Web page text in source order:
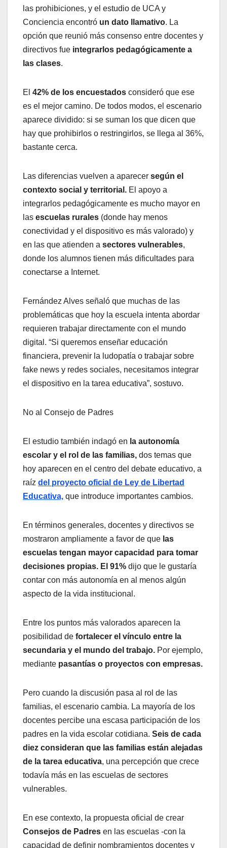
las prohibiciones, y el estudio de UCA y
Conciencia encontró un dato llamativo. La
opción que reunió más consenso entre docentes y
directivos fue integrarlos pedagógicamente a
las clases.
El 42% de los encuestados consideró que ese
es el mejor camino. De todos modos, el escenario
aparece dividido: si se suman los que dicen que
hay que prohibirlos o restringirlos, se llega al 36%,
bastante cerca.
Las diferencias vuelven a aparecer según el
contexto social y territorial. El apoyo a
integrarlos pedagógicamente es mucho mayor en
las escuelas rurales (donde hay menos
conectividad y el dispositivo es más valorado) y
en las que atienden a sectores vulnerables,
donde los alumnos tienen más dificultades para
conectarse a Internet.
Fernández Alves señaló que muchas de las
problemáticas que hoy la escuela intenta abordar
requieren trabajar directamente con el mundo
digital. “Si queremos enseñar educación
financiera, prevenir la ludopatía o trabajar sobre
fake news y redes sociales, necesitamos integrar
el dispositivo en la tarea educativa”, sostuvo.
No al Consejo de Padres
El estudio también indagó en la autonomía
escolar y el rol de las familias, dos temas que
hoy aparecen en el centro del debate educativo, a
raíz del proyecto oficial de Ley de Libertad
Educativa, que introduce importantes cambios.
En términos generales, docentes y directivos se
mostraron ampliamente a favor de que las
escuelas tengan mayor capacidad para tomar
decisiones propias. El 91% dijo que le gustaría
contar con más autonomía en al menos algún
aspecto de la vida institucional.
Entre los puntos más valorados aparecen la
posibilidad de fortalecer el vínculo entre la
secundaria y el mundo del trabajo. Por ejemplo,
mediante pasantías o proyectos con empresas.
Pero cuando la discusión pasa al rol de las
familias, el escenario cambia. La mayoría de los
docentes percibe una escasa participación de los
padres en la vida escolar cotidiana. Seis de cada
diez consideran que las familias están alejadas
de la tarea educativa, una percepción que crece
todavía más en las escuelas de sectores
vulnerables.
En ese contexto, la propuesta oficial de crear
Consejos de Padres en las escuelas -con la
capacidad de definir nombramientos docentes y